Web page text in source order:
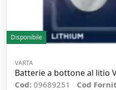
Disponibile
VARTA
Batterie a bottone al litio
Cod: 09689251 Cod